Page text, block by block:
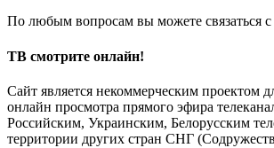
По любым вопросам вы можете связаться
ТВ смотрите онлайн!
Сайт является некоммерческим проектом
онлайн просмотра прямого эфира
Российским, Украинским, Белорусским
территории других стран СНГ